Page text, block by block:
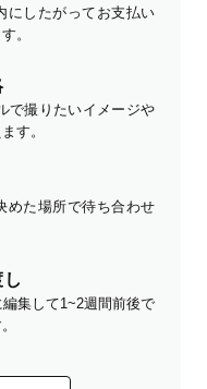
にしたがってお支払い
。
で撮りたいイメージや
す。
めた場所で待ち合わせ
集して1~2週間前後で